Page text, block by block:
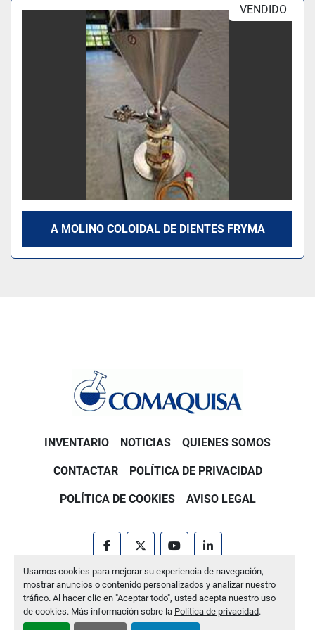
Usamos cookies para mejorar su experiencia de navegación,
mostrar anuncios o contenido personalizados y analizar nuestro
tráfico. Al hacer clic en "Aceptar todo", usted acepta nuestro uso
de cookies. Más información sobre la Política de privacidad.
Modelo VENDIDO
A MOLINO COLOIDAL DE DIENTES FRYMA
INVENTARIO NOTICIAS QUIENES SOMOS
CONTACTAR POLÍTICA DE PRIVACIDAD
POLÍTICA DE COOKIES AVISO LEGAL
facebooktwitter youtubelinkedin
Machinio Systemsitio web deMachinio
Administrar cookies